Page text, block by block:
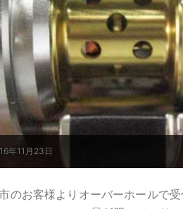
年11月23日
のお客様よりオーバーホールで